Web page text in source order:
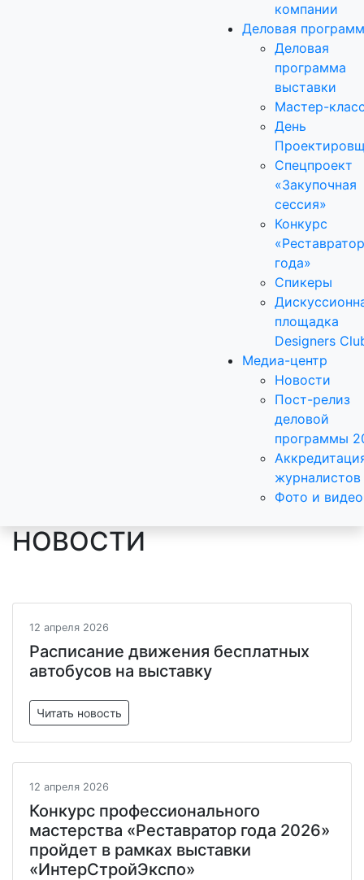
компании
Деловая
Деловая
программа
выставки
Мастер-
День
Спецпроект
«Закупочная
сессия»
Конкурс
«Реставратор
года»
Спикеры
площадка
Designers
Медиа-центр
Новости
Пост-релиз
деловой
программы
журналистов
Фото и видео
НОВОСТИ
12 апреля 2026
Расписание движения бесплатных
автобусов на выставку
Читать новость
12 апреля 2026
Конкурс профессионального
мастерства «Реставратор года 2026»
пройдет в рамках выставки
«ИнтерСтройЭкспо»